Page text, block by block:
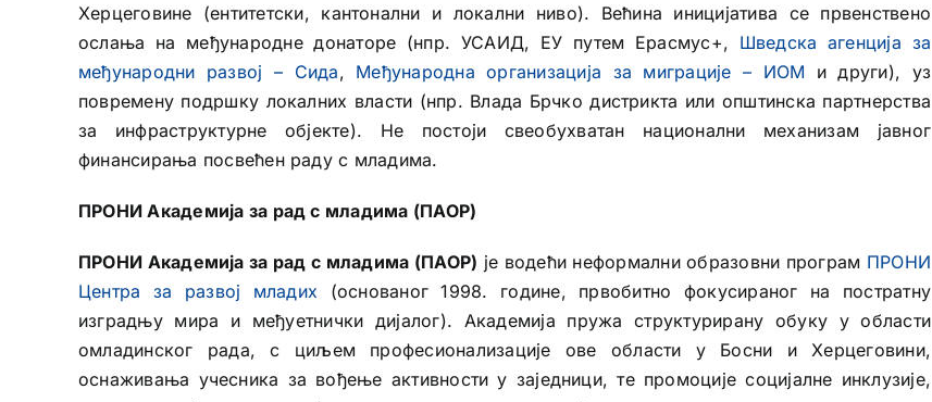
Херцеговине (ентитетски, кантонални и локални ниво). Већина иницијатива се првенствено
ослања на међународне донаторе (нпр. УСАИД, ЕУ путем Ерасмус+, Шведска агенција за
међународни развој – Сида, Међународна организација за миграције – ИОМ и други), уз
повремену подршку локалних власти (нпр. Влада Брчко дистрикта или општинска партнерства
за инфраструктурне објекте). Не постоји свеобухватан национални механизам јавног
финансирања посвећен раду с младима.
ПРОНИ Академија за рад с младима (ПАОР)
ПРОНИ Академија за рад с младима (ПАОР) је водећи неформални образовни програм ПРОНИ
Центра за развој младих (основаног 1998. године, првобитно фокусираног на постратну
изградњу мира и међуетнички дијалог). Академија пружа структурирану обуку у области
омладинског рада, с циљем професионализације ове области у Босни и Херцеговини,
оснаживања учесника за вођење активности у заједници, те промоције социјалне инклузије,